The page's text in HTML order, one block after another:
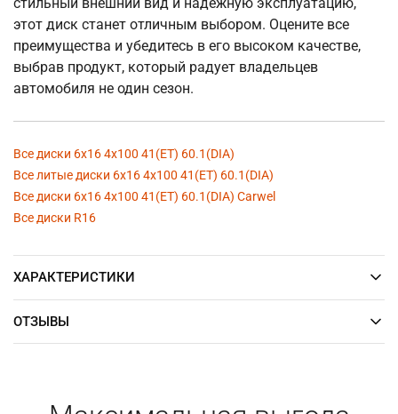
этот диск станет отличным выбором. Оцените все
преимущества и убедитесь в его высоком качестве,
выбрав продукт, который радует владельцев
автомобиля не один сезон.
Все диски 6x16 4x100 41(ET) 60.1(DIA)
Все литые диски 6x16 4x100 41(ET) 60.1(DIA)
Все диски 6x16 4x100 41(ET) 60.1(DIA) Carwel
Все диски R16
ХАРАКТЕРИСТИКИ
ОТЗЫВЫ